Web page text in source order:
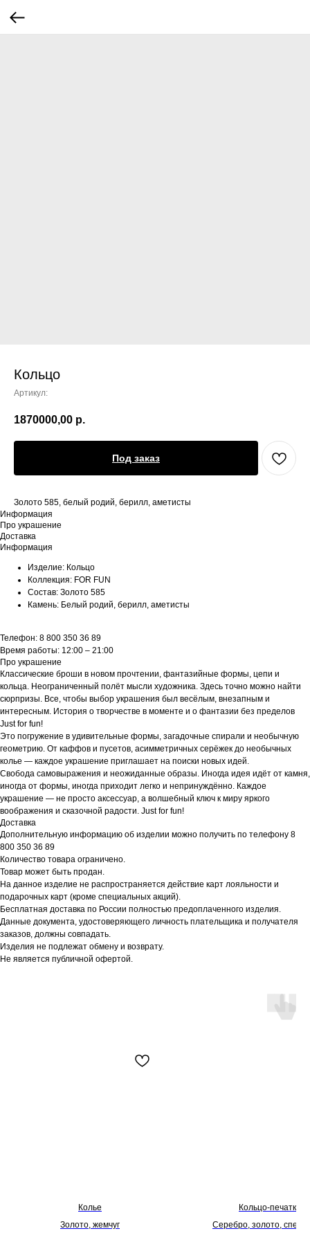
Кольцо
Артикул:
1870000,00 р.
Под заказ
Золото 585, белый родий, берилл, аметисты
Информация
Про украшение
Доставка
Информация
Изделие: Кольцо
Коллекция: FOR FUN
Состав: Золото 585
Камень: Белый родий, берилл, аметисты
Телефон: 8 800 350 36 89
Время работы: 12:00 – 21:00
Про украшение
Классические броши в новом прочтении, фантазийные формы, цепи и
кольца. Неограниченный полёт мысли художника. Здесь точно можно найти
сюрпризы. Все, чтобы выбор украшения был весёлым, внезапным и
интересным. История о творчестве в моменте и о фантазии без пределов
Just for fun!
Это погружение в удивительные формы, загадочные спирали и необычную
геометрию. От каффов и пусетов, асимметричных серёжек до необычных
колье — каждое украшение приглашает на поиски новых идей.
Свобода самовыражения и неожиданные образы. Иногда идея идёт от камня,
иногда от формы, иногда приходит легко и непринуждённо. Каждое
украшение — не просто аксессуар, а волшебный ключ к миру яркого
воображения и сказочной радости. Just for fun!
Доставка
Дополнительную информацию об изделии можно получить по телефону 8
800 350 36 89
Количество товара ограничено.
Товар может быть продан.
На данное изделие не распространяется действие карт лояльности и
подарочных карт (кроме специальных акций).
Бесплатная доставка по России полностью предоплаченного изделия.
Данные документа, удостоверяющего личность плательщика и получателя
заказов, должны совпадать.
Изделия не подлежат обмену и возврату.
Не является публичной офертой.
Колье
Золото, жемчуг
Кольцо-печатка
Серебро, золото,